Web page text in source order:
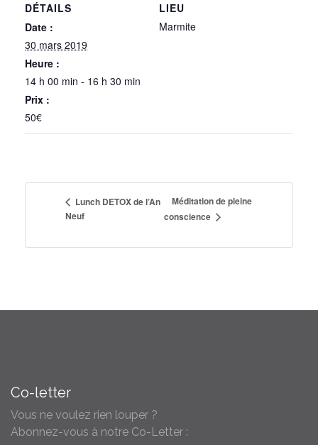
DÉTAILS
Date :
30 mars 2019
Heure :
14 h 00 min - 16 h 30 min
Prix :
50€
LIEU
Marmite
Lunch DETOX de l’An
Neuf
Méditation de pleine
conscience
Co-letter
Vous ne voulez rien louper ?
Abonnez-vous à notre Co-Letter :